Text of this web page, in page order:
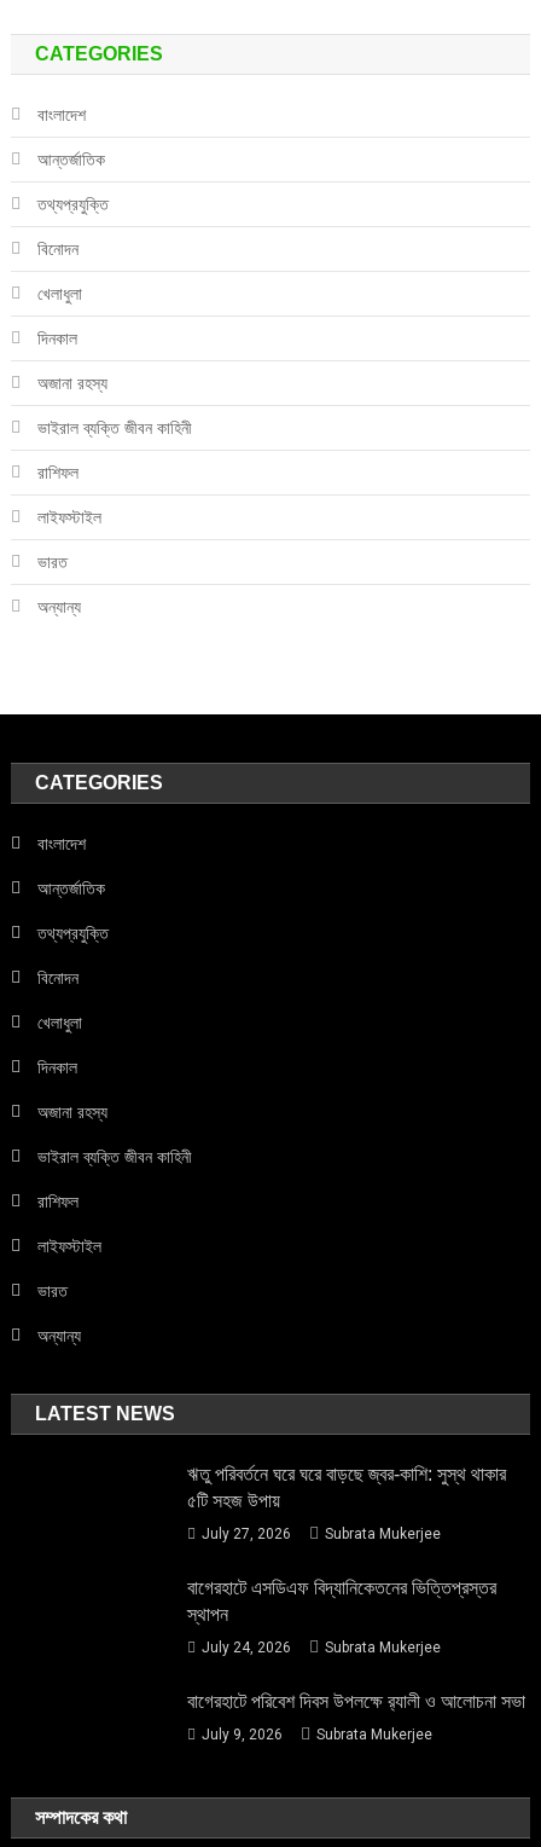
CATEGORIES
বাংলাদেশ
আন্তর্জাতিক
তথ্যপ্রযুক্তি
বিনোদন
খেলাধুলা
দিনকাল
অজানা রহস্য
ভাইরাল ব্যক্তি জীবন কাহিনী
রাশিফল
লাইফস্টাইল
ভারত
অন্যান্য
CATEGORIES
বাংলাদেশ
আন্তর্জাতিক
তথ্যপ্রযুক্তি
বিনোদন
খেলাধুলা
দিনকাল
অজানা রহস্য
ভাইরাল ব্যক্তি জীবন কাহিনী
রাশিফল
লাইফস্টাইল
ভারত
অন্যান্য
LATEST NEWS
ঋতু পরিবর্তনে ঘরে ঘরে বাড়ছে জ্বর-কাশি: সুস্থ থাকার
৫টি সহজ উপায়
July 27, 2026 Subrata Mukerjee
বাগেরহাটে এসডিএফ বিদ্যানিকেতনের ভিত্তিপ্রস্তর
স্থাপন
July 24, 2026 Subrata Mukerjee
বাগেরহাটে পরিবেশ দিবস উপলক্ষে র‌্যালী ও আলোচনা সভা
July 9, 2026 Subrata Mukerjee
সম্পাদকের কথা